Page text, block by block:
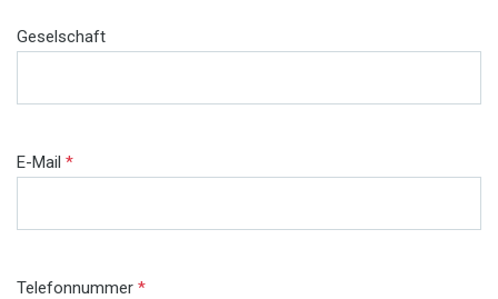
Geselschaft
E-Mail *
Telefonnummer *